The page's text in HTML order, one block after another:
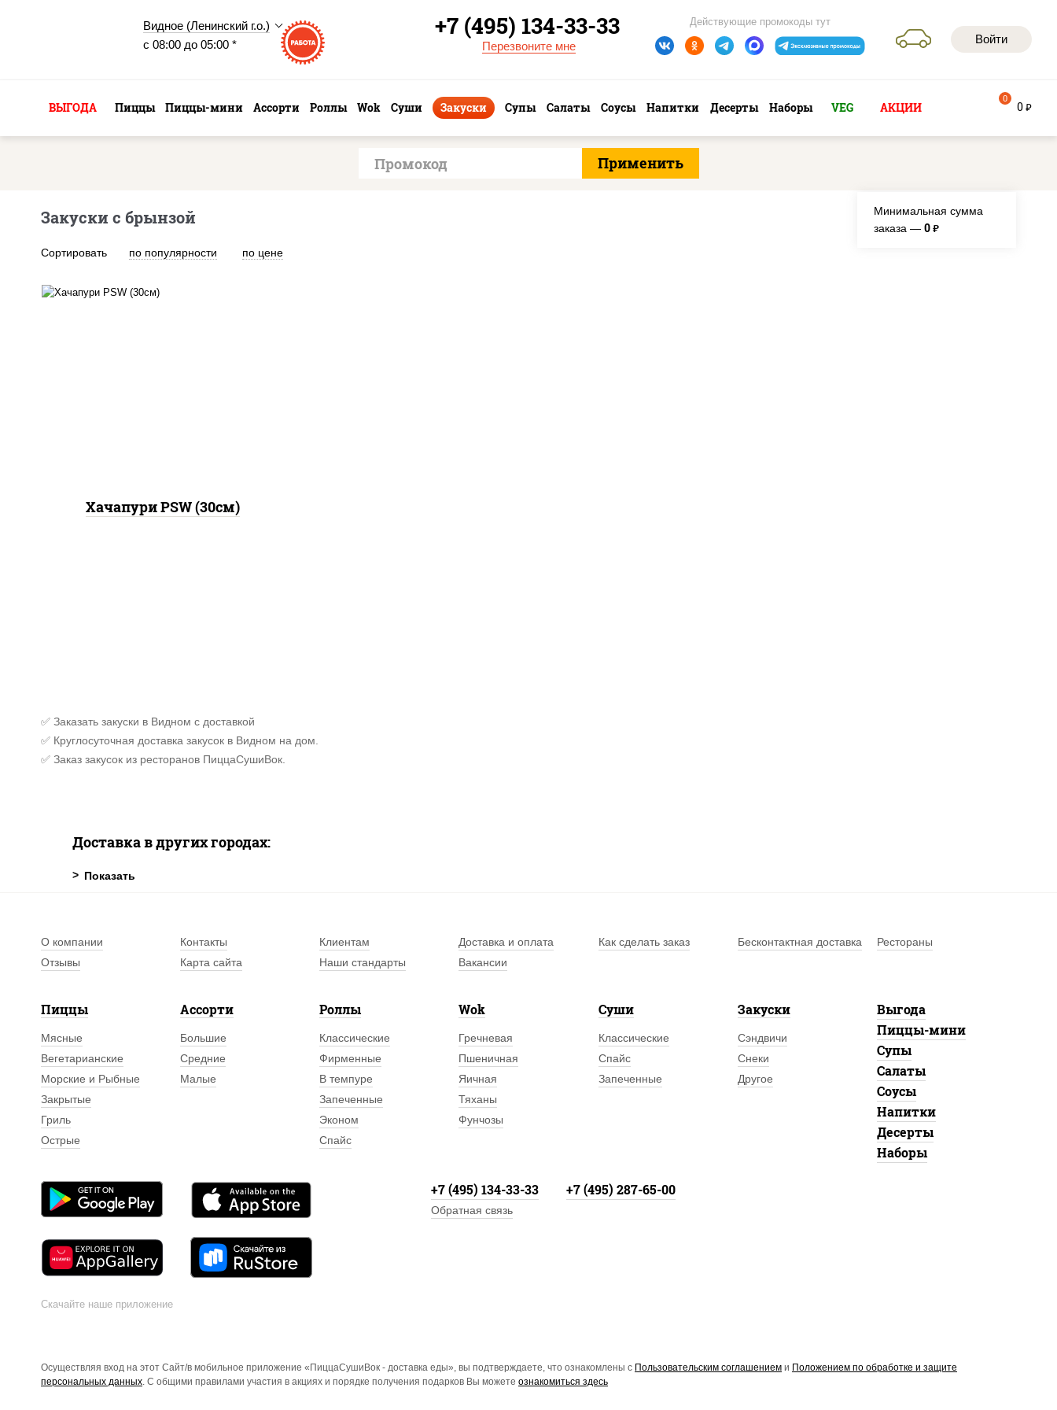
Видное (Ленинский г.о.)
с 08:00 до 05:00 *
Войти
Действующие промокоды тут
+7 (495) 134-33-33
Перезвоните мне
ВЫГОДА Пиццы Пиццы-мини Ассорти Роллы Wok Суши Закуски Супы Салаты Соусы Напитки Десерты Наборы VEG АКЦИИ 0 руб
0
Закуски с брынзой
Сортировать по популярности по цене
Минимальная сумма
заказа — 0 руб.
Хачапури PSW (30см)
✅ Заказать закуски в Видном с доставкой
✅ Круглосуточная доставка закусок в Видном на дом.
✅ Заказ закусок из ресторанов ПиццаСушиВок.
Доставка в других городах:
О компании Контакты Клиентам Доставка и оплата Как сделать заказ Бесконтактная доставка
Рестораны
Отзывы
Карта сайта Наши стандарты Вакансии
Пиццы
Мясные
Вегетарианские
Морские и Рыбные
Закрытые
Гриль
Острые
Ассорти
Большие
Средние
Малые
Роллы
Классические
Фирменные
В темпуре
Запеченные
Эконом
Спайс
Wok
Гречневая
Пшеничная
Яичная
Тяханы
Фунчозы
Суши
Классические
Спайс
Запеченные
Закуски
Сэндвичи
Снеки
Другое
Выгода
Пиццы-мини
Супы
Салаты
Соусы
Напитки
Десерты
Наборы
Скачайте наше приложение
+7 (495) 134-33-33 +7 (495) 287-65-00
Обратная связь
Осуществляя вход на этот Сайт/в мобильное приложение «ПиццаСушиВок - доставка еды», вы подтверждаете, что ознакомлены с Пользовательским соглашением и Положением по обработке и защите
персональных данных. С общими правилами участия в акциях и порядке получения подарков Вы можете ознакомиться здесь